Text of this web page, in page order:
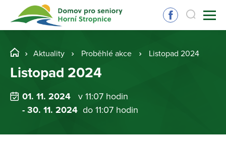
Aktuality Proběhlé akce Listopad 2024
Listopad 2024
01. 11. 2024
v 11:07 hodin
- 30. 11. 2024 do 11:07 hodin